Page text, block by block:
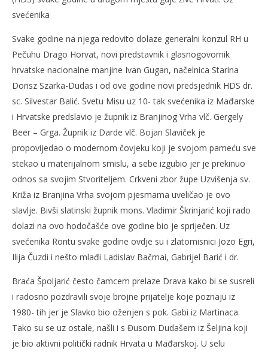
svećenika
Svake godine na njega redovito dolaze generalni konzul RH u
Pečuhu Drago Horvat, novi predstavnik i glasnogovornik
hrvatske nacionalne manjine Ivan Gugan, načelnica Starina
Dorisz Szarka-Dudas i od ove godine novi predsjednik HDS dr.
sc. Silvestar Balić. Svetu Misu uz 10- tak svećenika iz Mađarske
i Hrvatske predslavio je župnik iz Branjinog Vrha vlč. Gergely
Beer – Grga. Župnik iz Darde vlč. Bojan Slaviček je
propovijedao o modernom čovjeku koji je svojom pameću sve
stekao u materijalnom smislu, a sebe izgubio jer je prekinuo
odnos sa svojim Stvoriteljem. Crkveni zbor župe Uzvišenja sv.
Križa iz Branjina Vrha svojom pjesmama uveličao je ovo
slavlje. Bivši slatinski župnik mons. Vladimir Škrinjarić koji rado
dolazi na ovo hodočašće ove godine bio je spriječen. Uz
svećenika Rontu svake godine ovdje su i zlatomisnici Jozo Egri,
Ilija Čuzdi i nešto mlađi Ladislav Bačmai, Gabrijel Barić i dr.
Braća Špoljarić često čamcem prelaze Drava kako bi se susreli
i radosno pozdravili svoje brojne prijatelje koje poznaju iz
1980- tih jer je Slavko bio oženjen s pok. Gabi iz Martinaca.
Tako su se uz ostale, našli i s Đusom Dudašem iz Šeljina koji
je bio aktivni politički radnik Hrvata u Mađarskoj. U selu